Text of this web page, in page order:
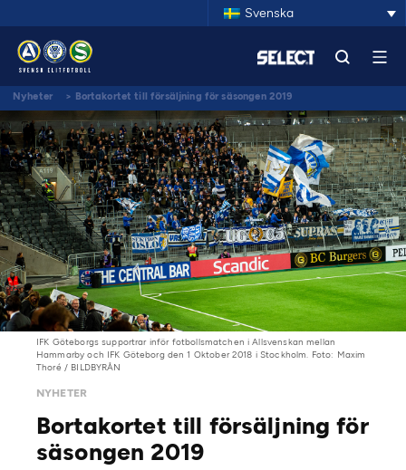
Svenska
Nyheter > Bortakortet till försäljning för säsongen 2019
IFK Göteborgs supportrar inför fotbollsmatchen i Allsvenskan mellan
Hammarby och IFK Göteborg den 1 Oktober 2018 i Stockholm. Foto: Maxim
Thoré / BILDBYRÅN
NYHETER
Bortakortet till försäljning för
säsongen 2019